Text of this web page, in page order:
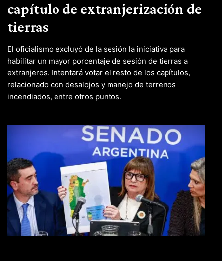
capítulo de extranjerización de
tierras
El oficialismo excluyó de la sesión la iniciativa para
habilitar un mayor porcentaje de sesión de tierras a
extranjeros. Intentará votar el resto de los capítulos,
relacionado con desalojos y manejo de terrenos
incendiados, entre otros puntos.